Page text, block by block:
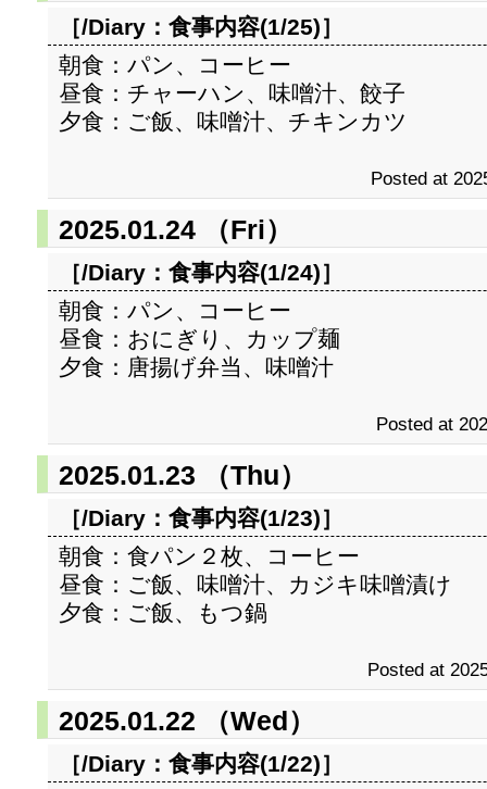
［/Diary： 食事内容(1/25)］
朝食：パン、コーヒー
昼食：チャーハン、味噌汁、餃子
夕食：ご飯、味噌汁、チキンカツ
Posted at
2025.01.24 （Fri）
［/Diary： 食事内容(1/24)］
朝食：パン、コーヒー
昼食：おにぎり、カップ麺
夕食：唐揚げ弁当、味噌汁
Posted at
2025.01.23 （Thu）
［/Diary： 食事内容(1/23)］
朝食：食パン２枚、コーヒー
昼食：ご飯、味噌汁、カジキ味噌漬け
夕食：ご飯、もつ鍋
Posted at
2025.01.22 （Wed）
［/Diary： 食事内容(1/22)］